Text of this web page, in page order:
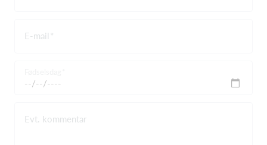
E-mail
Evt. kommentar